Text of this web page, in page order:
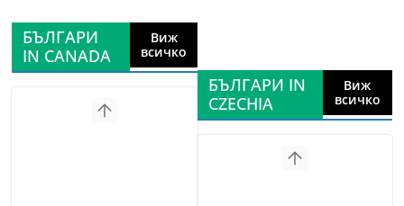
БЪЛГАРИ
IN CANADA
Виж
всичко
БЪЛГАРИ IN
CZECHIA
Виж
всичко